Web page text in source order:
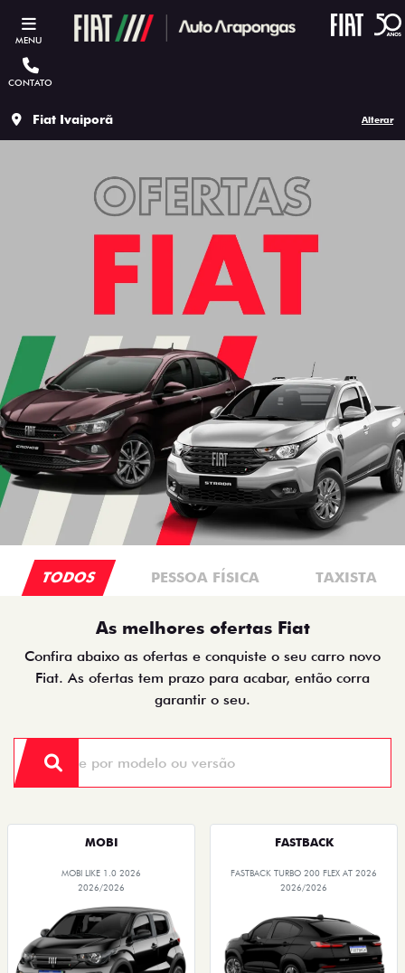
MENU
CONTATO
Fiat Ivaiporã Alterar
TODOS PESSOA FÍSICA TAXISTA
As melhores ofertas Fiat
Confira abaixo as ofertas e conquiste o seu carro novo
Fiat. As ofertas tem prazo para acabar, então corra
garantir o seu.
MOBI
MOBI LIKE 1.0 2026
2026/2026
FASTBACK
FASTBACK TURBO 200 FLEX AT 2026
2026/2026